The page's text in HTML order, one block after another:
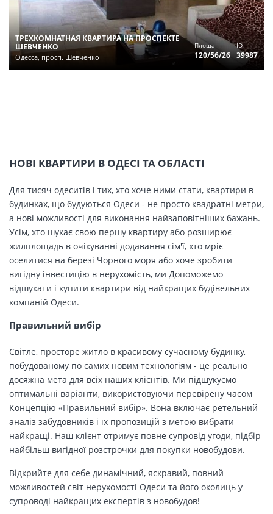
ТРЕХКОМНАТНАЯ КВАРТИРА НА ПРОСПЕКТЕ
ШЕВЧЕНКО
Одесса, просп. Шевченко
Площа
120/56/26
ID
39987
НОВІ КВАРТИРИ В ОДЕСІ ТА ОБЛАСТІ
Для тисяч одеситів і тих, хто хоче ними стати, квартири в
будинках, що будуються Одеси - не просто квадратні метри,
а нові можливості для виконання найзаповітніших бажань.
Усім, хто шукає свою першу квартиру або розширює
жилплощадь в очікуванні додавання сім'ї, хто мріє
оселитися на березі Чорного моря або хоче зробити
вигідну інвестицію в нерухомість, ми Допоможемо
відшукати і купити квартири від найкращих будівельних
компаній Одеси.
Правильний вибір
Світле, просторе житло в красивому сучасному будинку,
побудованому по самих новим технологіям - це реально
досяжна мета для всіх наших клієнтів. Ми підшукуємо
оптимальні варіанти, використовуючи перевірену часом
Концепцію «Правильний вибір». Вона включає ретельний
аналіз забудовників і їх пропозицій з метою вибрати
найкращі. Наш клієнт отримує повне супровід угоди, підбір
найбільш вигідної розстрочки для покупки новобудови.
Відкрийте для себе динамічний, яскравий, повний
можливостей світ нерухомості Одеси та його околиць у
супроводі найкращих експертів з новобудов!